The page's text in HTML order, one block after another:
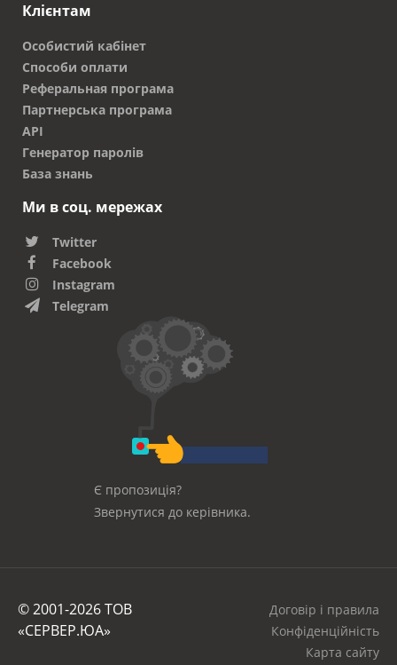
Клієнтам
Особистий кабінет
Способи оплати
Реферальная програма
Партнерська програма
API
Генератор паролів
База знань
Ми в соц. мережах
Twitter
Facebook
Instagram
Telegram
Є пропозиція?
Звернутися до керівника.
© 2001-2026 ТОВ
«СЕРВЕР.ЮА»
Договір і правила
Конфіденційність
Карта сайту